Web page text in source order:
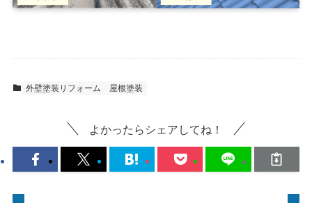
外壁塗装リフォーム 屋根塗装
よかったらシェアしてね！